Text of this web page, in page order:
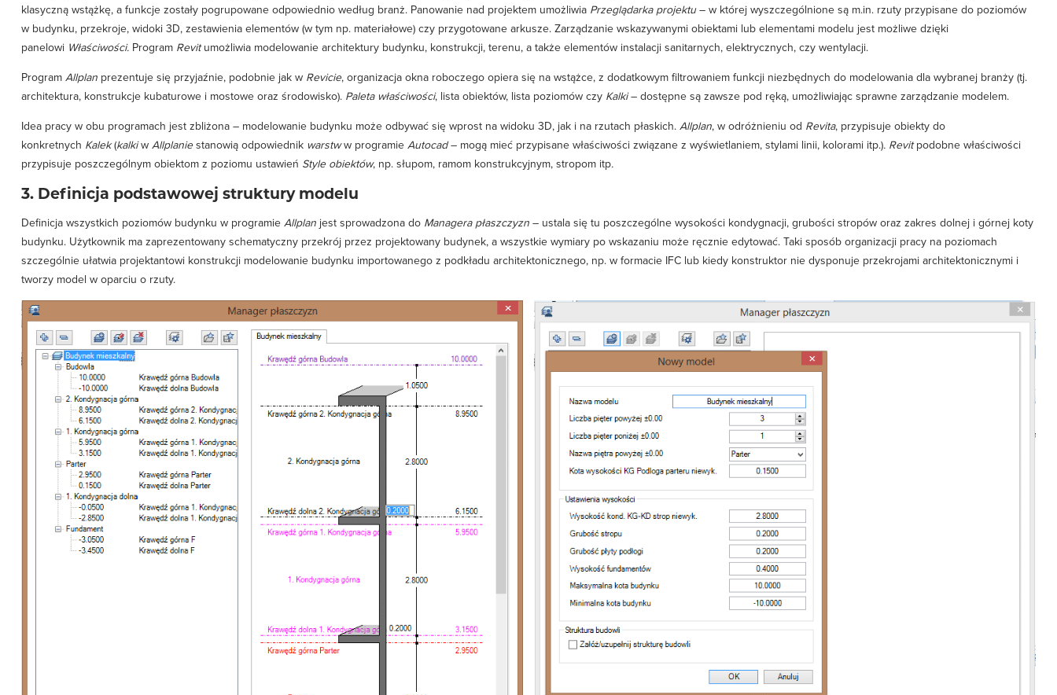
klasyczną wstążkę, a funkcje zostały pogrupowane odpowiednio według branż. Panowanie nad projektem umożliwia Przeglądarka projektu– w której wyszczególnione są m.in. rzuty przypisane do poziomów
w budynku, przekroje, widoki 3D, zestawienia elementów (w tym np. materiałowe) czy przygotowane arkusze. Zarządzanie wskazywanymi obiektami lub elementami modelu jest możliwe dzięki
panelowi Właściwości. Program Revitumożliwia modelowanie architektury budynku, konstrukcji, terenu, a także elementów instalacji sanitarnych, elektrycznych, czy wentylacji.
Program Allplanprezentuje się przyjaźnie, podobnie jak w Revicie, organizacja okna roboczego opiera się na wstążce, z dodatkowym filtrowaniem funkcji niezbędnych do modelowania dla wybranej branży (tj.
architektura, konstrukcje kubaturowe i mostowe oraz środowisko). Paleta właściwości, lista obiektów, lista poziomów czy Kalki– dostępne są zawsze pod ręką, umożliwiając sprawne zarządzanie modelem.
Idea pracy w obu programach jest zbliżona – modelowanie budynku może odbywać się wprost na widoku 3D, jak i na rzutach płaskich. Allplan, w odróżnieniu od Revita, przypisuje obiekty do
konkretnych Kalek(kalkiw Allplaniestanowią odpowiednik warstww programieAutocad– mogą mieć przypisane właściwości związane z wyświetlaniem, stylami linii, kolorami itp.). Revitpodobne właściwości
przypisuje poszczególnym obiektom z poziomu ustawień Style obiektów, np. słupom, ramom konstrukcyjnym, stropom itp.
3. Definicja podstawowej struktury modelu
Definicja wszystkich poziomów budynku w programie Allplanjest sprowadzona do Managera płaszczyzn– ustala się tu poszczególne wysokości kondygnacji, grubości stropów oraz zakres dolnej i górnej koty
budynku. Użytkownik ma zaprezentowany schematyczny przekrój przez projektowany budynek, a wszystkie wymiary po wskazaniu może ręcznie edytować. Taki sposób organizacji pracy na poziomach
szczególnie ułatwia projektantowi konstrukcji modelowanie budynku importowanego z podkładu architektonicznego, np. w formacie IFC lub kiedy konstruktor nie dysponuje przekrojami architektonicznymi i
tworzy model w oparciu o rzuty.